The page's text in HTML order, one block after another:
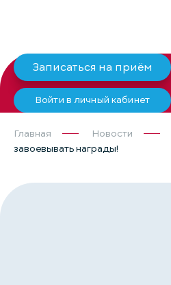
Записаться на приём
Войти в личный кабинет
Главная Новости
завоевывать награды!